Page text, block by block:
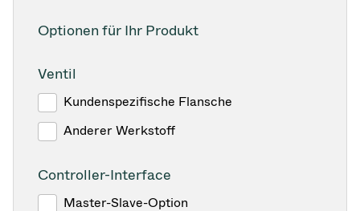
Optionen für Ihr Produkt
Ventil
Kundenspezifische Flansche
Anderer Werkstoff
Controller-Interface
Master-Slave-Option